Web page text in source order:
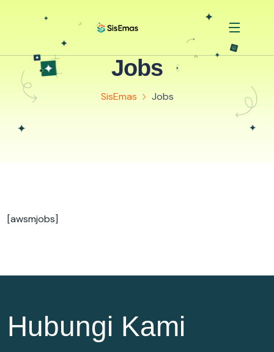
Jobs
SisEmas Jobs
[awsmjobs]
Hubungi Kami